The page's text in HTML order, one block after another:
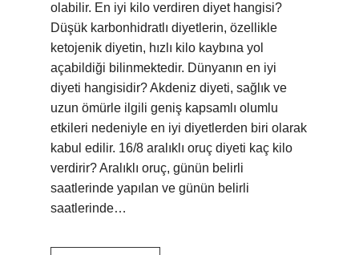
olabilir. En iyi kilo verdiren diyet hangisi?
Düşük karbonhidratlı diyetlerin, özellikle
ketojenik diyetin, hızlı kilo kaybına yol
açabildiği bilinmektedir. Dünyanın en iyi
diyeti hangisidir? Akdeniz diyeti, sağlık ve
uzun ömürle ilgili geniş kapsamlı olumlu
etkileri nedeniyle en iyi diyetlerden biri olarak
kabul edilir. 16/8 aralıklı oruç diyeti kaç kilo
verdirir? Aralıklı oruç, günün belirli
saatlerinde yapılan ve günün belirli
saatlerinde…